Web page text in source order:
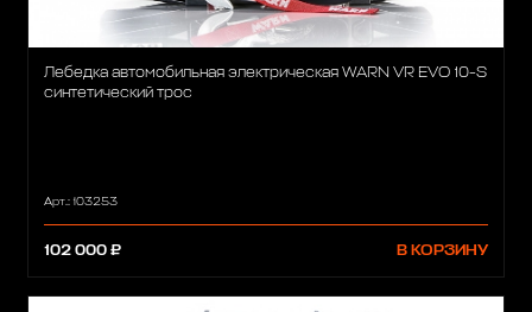
Лебедка автомобильная электрическая WARN VR EVO 10-S
синтетический трос
Арт.: 103253
102 000 ₽ В КОРЗИНУ